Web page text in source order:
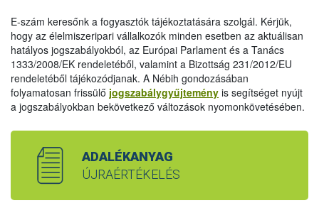
E-szám keresőnk a fogyasztók tájékoztatására szolgál. Kérjük,
hogy az élelmiszeripari vállalkozók minden esetben az aktuálisan
hatályos jogszabályokból, az Európai Parlament és a Tanács
1333/2008/EK rendeletéből, valamint a Bizottság 231/2012/EU
rendeletéből tájékozódjanak. A Nébih gondozásában
folyamatosan frissülő jogszabálygyűjtemény is segítséget nyújt
a jogszabályokban bekövetkező változások nyomonkövetésében.
ADALÉKANYAG
ÚJRAÉRTÉKELÉS